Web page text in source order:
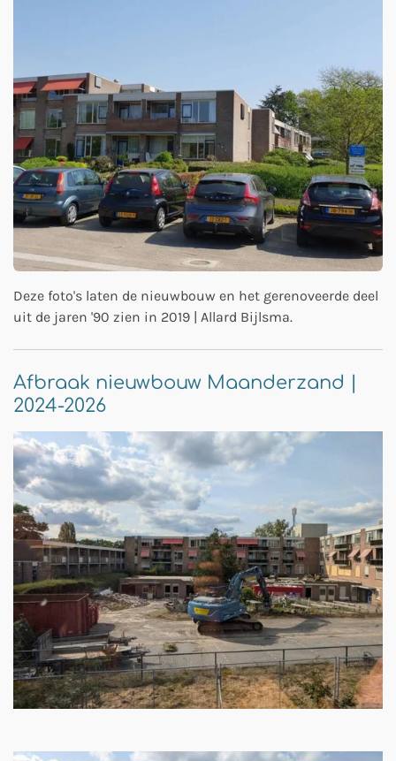
Deze foto's laten de nieuwbouw en het gerenoveerde deel
uit de jaren '90 zien in 2019 | Allard Bijlsma.
Afbraak nieuwbouw Maanderzand |
2024-2026